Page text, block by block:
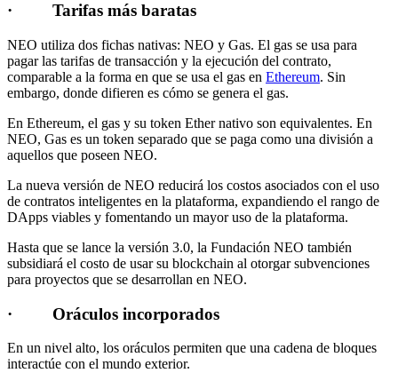
· Tarifas más baratas
NEO utiliza dos fichas nativas: NEO y Gas. El gas se usa para
pagar las tarifas de transacción y la ejecución del contrato,
comparable a la forma en que se usa el gas en Ethereum. Sin
embargo, donde difieren es cómo se genera el gas.
En Ethereum, el gas y su token Ether nativo son equivalentes. En
NEO, Gas es un token separado que se paga como una división a
aquellos que poseen NEO.
La nueva versión de NEO reducirá los costos asociados con el uso
de contratos inteligentes en la plataforma, expandiendo el rango de
DApps viables y fomentando un mayor uso de la plataforma.
Hasta que se lance la versión 3.0, la Fundación NEO también
subsidiará el costo de usar su blockchain al otorgar subvenciones
para proyectos que se desarrollan en NEO.
· Oráculos incorporados
En un nivel alto, los oráculos permiten que una cadena de bloques
interactúe con el mundo exterior.